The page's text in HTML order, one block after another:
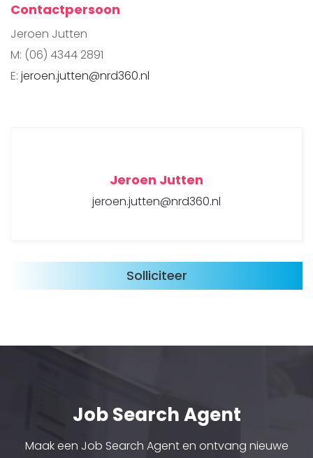
Contactpersoon
Jeroen Jutten
M: (06) 4344 2891
E: jeroen.jutten@nrd360.nl
Jeroen Jutten
jeroen.jutten@nrd360.nl
Job Search Agent
Maak een Job Search Agent en ontvang nieuwe